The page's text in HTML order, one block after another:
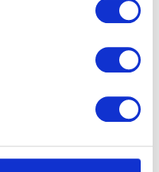
(fingerprinting)
detailgedeeltein.
wijzigen of
en advertenties te
social media te bieden
Ook delen we